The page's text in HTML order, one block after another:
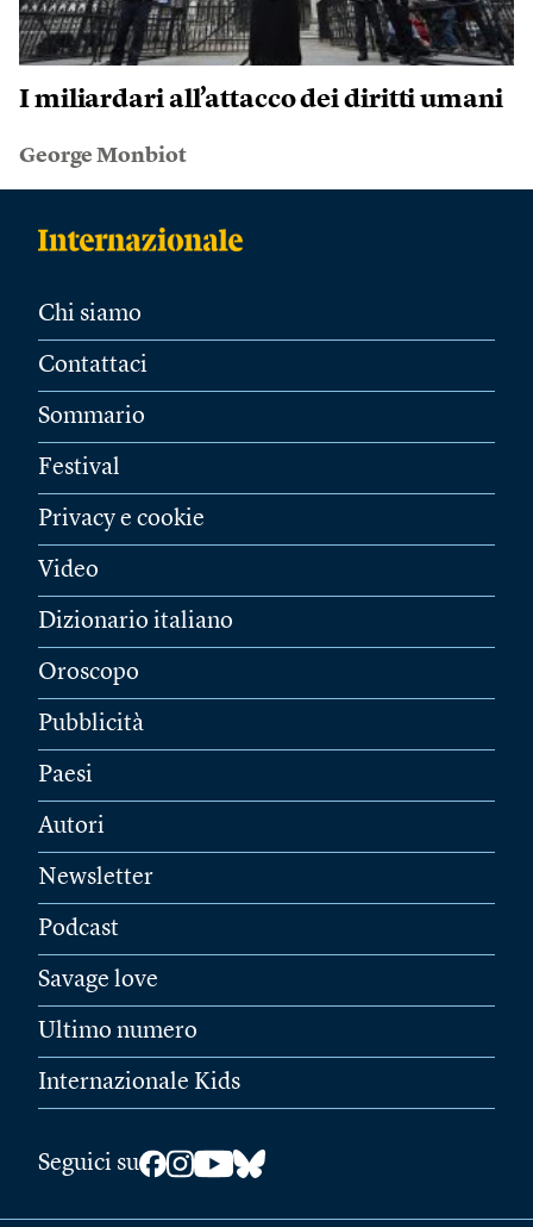
I miliardari all’attacco dei diritti umani
George Monbiot
Chi siamo
Contattaci
Sommario
Festival
Privacy e cookie
Video
Dizionario italiano
Oroscopo
Pubblicità
Paesi
Autori
Newsletter
Podcast
Savage love
Ultimo numero
Internazionale Kids
Seguici su